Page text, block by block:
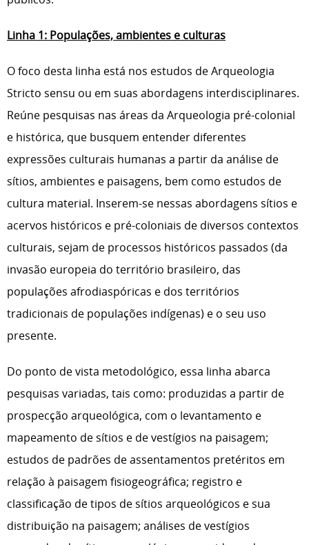
Linha 1: Populações, ambientes e culturas
O foco desta linha está nos estudos de Arqueologia
Stricto sensu ou em suas abordagens interdisciplinares.
Reúne pesquisas nas áreas da Arqueologia pré-colonial
e histórica, que busquem entender diferentes
expressões culturais humanas a partir da análise de
sítios, ambientes e paisagens, bem como estudos de
cultura material. Inserem-se nessas abordagens sítios e
acervos históricos e pré-coloniais de diversos contextos
culturais, sejam de processos históricos passados (da
invasão europeia do território brasileiro, das
populações afrodiaspóricas e dos territórios
tradicionais de populações indígenas) e o seu uso
presente.
Do ponto de vista metodológico, essa linha abarca
pesquisas variadas, tais como: produzidas a partir de
prospecção arqueológica, com o levantamento e
mapeamento de sítios e de vestígios na paisagem;
estudos de padrões de assentamentos pretéritos em
relação à paisagem fisiogeográfica; registro e
classificação de tipos de sítios arqueológicos e sua
distribuição na paisagem; análises de vestígios